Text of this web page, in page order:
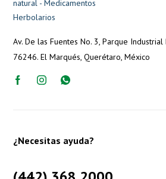
Av. De las Fuentes No. 3, Parque Industrial
76246. El Marqués, Querétaro, México
¿Necesitas ayuda?